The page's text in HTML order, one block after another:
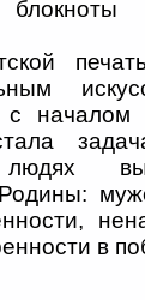
с
людях
в